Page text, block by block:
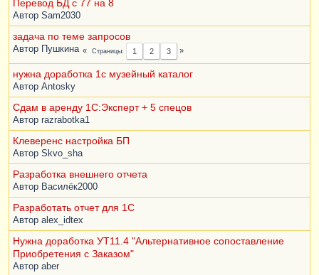
Перевод БД с 77 на 8
Автор Sam2030
задача по теме запросов
Автор Пушкина Страницы 1 2 3
нужна доработка 1с музейный каталог
Автор Antosky
Сдам в аренду 1С:Эксперт + 5 спецов
Автор razrabotka1
Клеверенс настройка БП
Автор Skvo_sha
Разработка внешнего отчета
Автор Василёк2000
Разработать отчет для 1С
Автор alex_idtex
Нужна доработка УТ11.4 "Альтернативное сопоставление
Приобретения с Заказом"
Автор aber